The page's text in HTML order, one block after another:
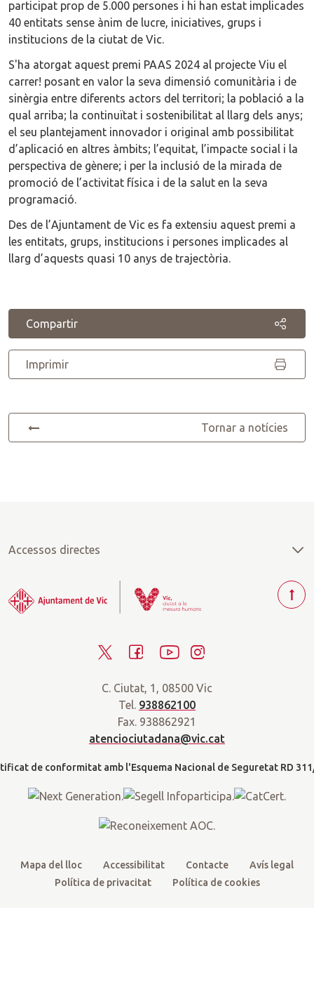
participat prop de 5.000 persones i hi han estat implicades
40 entitats sense ànim de lucre, iniciatives, grups i
institucions de la ciutat de Vic.
S'ha atorgat aquest premi PAAS 2024 al projecte Viu el
carrer! posant en valor la seva dimensió comunitària i de
sinèrgia entre diferents actors del territori; la població a la
qual arriba; la continuïtat i sostenibilitat al llarg dels anys;
el seu plantejament innovador i original amb possibilitat
d’aplicació en altres àmbits; l’equitat, l’impacte social i la
perspectiva de gènere; i per la inclusió de la mirada de
promoció de l’activitat física i de la salut en la seva
programació.
Des de l’Ajuntament de Vic es fa extensiu aquest premi a
les entitats, grups, institucions i persones implicades al
llarg d’aquests quasi 10 anys de trajectòria.
Compartir
Imprimir
Tornar a notícies
Accessos directes
i
t
t
c
e
b
o
k
Y
u
t
u
s
a
a
m
C. Ciutat, 1, 08500 Vic
Tel. 938862100
Fax. 938862921
atenciociutadana@vic.cat
Mapa del lloc Accessibilitat Contacte
Avís legal
Política de privacitat
Política de cookies
T
t